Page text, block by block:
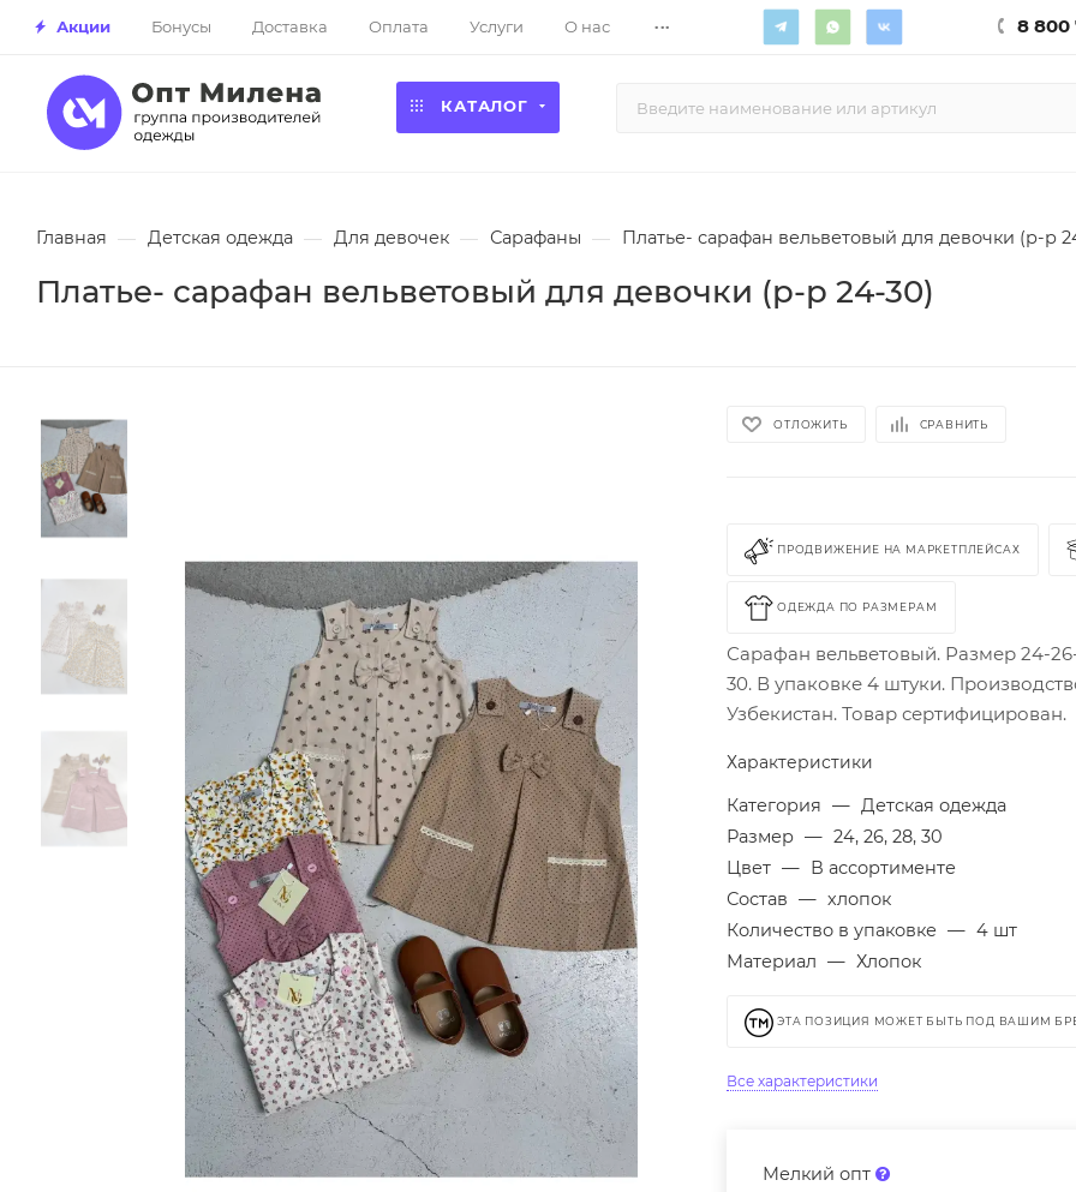
Акции Бонусы Доставка Оплата Услуги О нас ... 8 800
КАТАЛОГ
Главная — Детская одежда — Для девочек — Сарафаны — Платье- сарафан вельветовый для девочки (р-р
Платье- сарафан вельветовый для девочки (р-р 24-30)
ОТЛОЖИТЬ СРАВНИТЬ
ПРОДВИЖЕНИЕ НА МАРКЕТПЛЕЙСАХ
ОДЕЖДА ПО РАЗМЕРАМ
Сарафан вельветовый. Размер 24-
30. В упаковке 4 штуки.
Узбекистан. Товар сертифицирован.
Характеристики
Категория — Детская одежда
Размер — 24, 26, 28, 30
Цвет — В ассортименте
Состав — хлопок
Количество в упаковке — 4 шт
Материал — Хлопок
ЭТА ПОЗИЦИЯ МОЖЕТ БЫТЬ ПОД ВАШИМ
Все характеристики
Мелкий опт